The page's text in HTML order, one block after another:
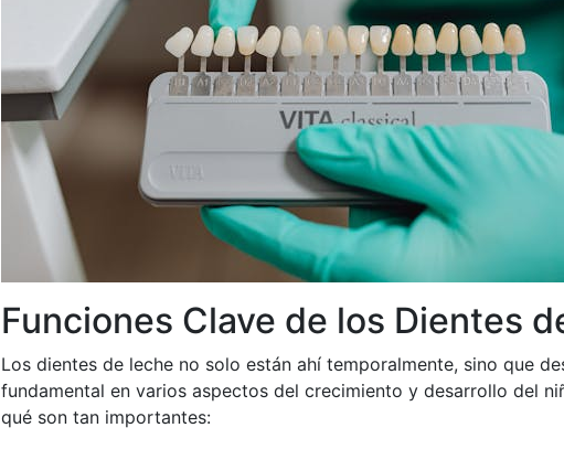
Funciones Clave de los Dientes
Los dientes de leche no solo están ahí temporalmente, sino que
fundamental en varios aspectos del crecimiento y desarrollo del
qué son tan importantes: